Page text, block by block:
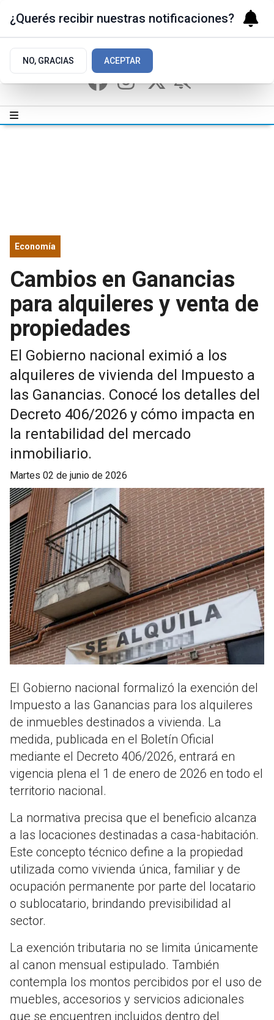
Economía
Cambios en Ganancias
para alquileres y venta de
propiedades
El Gobierno nacional eximió a los
alquileres de vivienda del Impuesto a
las Ganancias. Conocé los detalles del
Decreto 406/2026 y cómo impacta en
la rentabilidad del mercado
inmobiliario.
martes 02 de junio de 2026
El Gobierno nacional formalizó la exención del
Impuesto a las Ganancias para los alquileres
de inmuebles destinados a vivienda. La
medida, publicada en el Boletín Oficial
mediante el Decreto 406/2026, entrará en
vigencia plena el 1 de enero de 2026 en todo el
territorio nacional.
La normativa precisa que el beneficio alcanza
a las locaciones destinadas a casa-habitación.
Este concepto técnico define a la propiedad
utilizada como vivienda única, familiar y de
ocupación permanente por parte del locatario
o sublocatario, brindando previsibilidad al
sector.
La exención tributaria no se limita únicamente
al canon mensual estipulado. También
contempla los montos percibidos por el uso de
muebles, accesorios y servicios adicionales
que se encuentren incluidos dentro del
¿Querés recibir nuestras notificaciones?
NO, GRACIAS ACEPTAR